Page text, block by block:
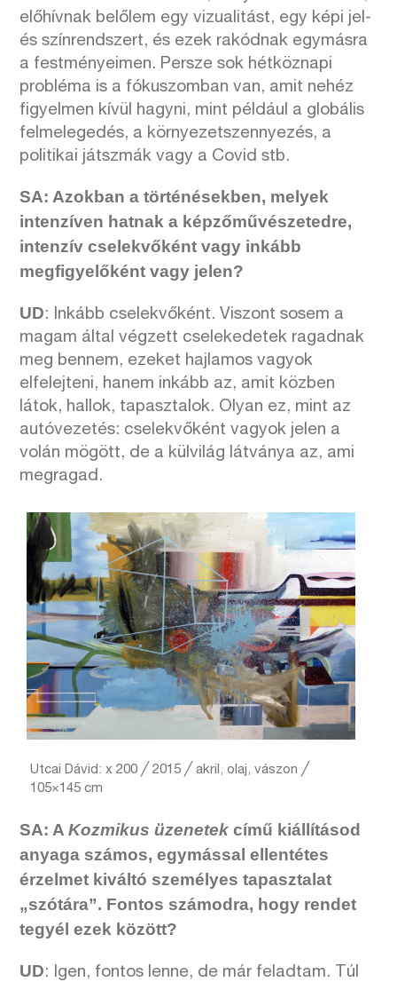
előhívnak belőlem egy vizualitást, egy képi jel-
és színrendszert, és ezek rakódnak egymásra
a festményeimen. Persze sok hétköznapi
probléma is a fókuszomban van, amit nehéz
figyelmen kívül hagyni, mint például a globális
felmelegedés, a környezetszennyezés, a
politikai játszmák vagy a Covid stb.
SA: Azokban a történésekben, melyek
intenzíven hatnak a képzőművészetedre,
intenzív cselekvőként vagy inkább
megfigyelőként vagy jelen?
UD: Inkább cselekvőként. Viszont sosem a
magam által végzett cselekedetek ragadnak
meg bennem, ezeket hajlamos vagyok
elfelejteni, hanem inkább az, amit közben
látok, hallok, tapasztalok. Olyan ez, mint az
autóvezetés: cselekvőként vagyok jelen a
volán mögött, de a külvilág látványa az, ami
megragad.
Utcai Dávid: x 200 ╱ 2015 ╱ akril, olaj, vászon ╱
105×145 cm
SA: AKozmikus üzenetek című kiállításod
anyaga számos, egymással ellentétes
érzelmet kiváltó személyes tapasztalat
„szótára”. Fontos számodra, hogy rendet
tegyél ezek között?
UD: Igen, fontos lenne, de már feladtam. Túl